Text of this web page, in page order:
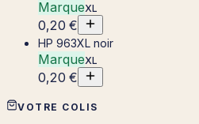
MarqueXL
0,20 €
HP 963XL noir
MarqueXL
0,20 €
VOTRE COLIS